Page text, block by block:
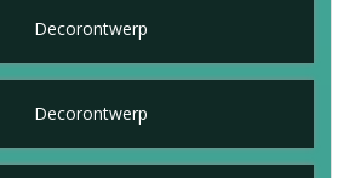
Decorontwerp
Decorontwerp